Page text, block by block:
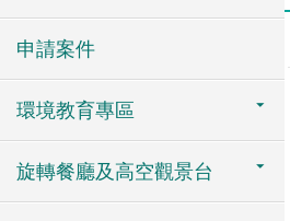
申請案件
環境教育專區
旋轉餐廳及高空觀景台